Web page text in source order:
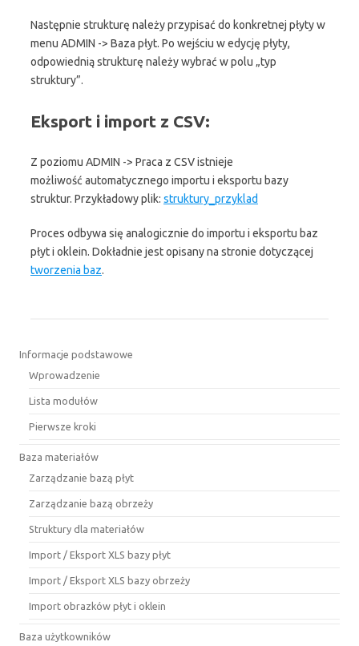
Następnie strukturę należy przypisać do konkretnej płyty w
menu ADMIN -> Baza płyt. Po wejściu w edycję płyty,
odpowiednią strukturę należy wybrać w polu „typ
struktury”.
Eksport i import z CSV:
Z poziomu ADMIN -> Praca z CSV istnieje
możliwość automatycznego importu i eksportu bazy
struktur. Przykładowy plik: struktury_przyklad
Proces odbywa się analogicznie do importu i eksportu baz
płyt i oklein. Dokładnie jest opisany na stronie dotyczącej
tworzenia baz.
Informacje podstawowe
Wprowadzenie
Lista modułów
Pierwsze kroki
Baza materiałów
Zarządzanie bazą płyt
Zarządzanie bazą obrzeży
Struktury dla materiałów
Import / Eksport XLS bazy płyt
Import / Eksport XLS bazy obrzeży
Import obrazków płyt i oklein
Baza użytkowników